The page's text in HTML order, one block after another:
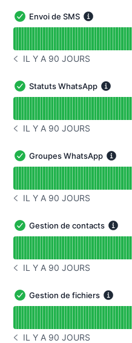
Envoi de SMS -
Envoi de SMS
HISTORIQUE DES
IL Y A 90 JOURS
Statuts WhatsApp -
Statuts WhatsApp
HISTORIQUE DES
IL Y A 90 JOURS
Groupes WhatsApp -
Groupes WhatsApp
HISTORIQUE DES
IL Y A 90 JOURS
Gestion de contacts -
Gestion de contacts
HISTORIQUE DES
IL Y A 90 JOURS
Gestion de fichiers -
Gestion de fichiers
IL Y A 90 JOURS